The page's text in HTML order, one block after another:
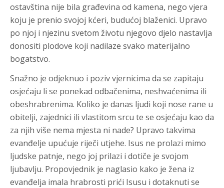
ostavština nije bila građevina od kamena, nego vjera
koju je prenio svojoj kćeri, budućoj blaženici. Upravo
po njoj i njezinu svetom životu njegovo djelo nastavlja
donositi plodove koji nadilaze svako materijalno
bogatstvo.
Snažno je odjeknuo i poziv vjernicima da se zapitaju
osjećaju li se ponekad odbačenima, neshvaćenima ili
obeshrabrenima. Koliko je danas ljudi koji nose rane u
obitelji, zajednici ili vlastitom srcu te se osjećaju kao da
za njih više nema mjesta ni nade? Upravo takvima
evanđelje upućuje riječi utjehe. Isus ne prolazi mimo
ljudske patnje, nego joj prilazi i dotiče je svojom
ljubavlju. Propovjednik je naglasio kako je žena iz
evanđelja imala hrabrosti prići Isusu i dotaknuti se